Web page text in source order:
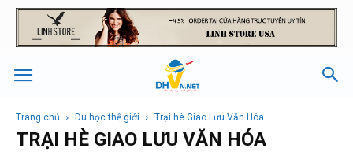
Trang chủ Du học thế giới Trại hè Giao Lưu Văn Hóa
TRẠI HÈ GIAO LƯU VĂN HÓA